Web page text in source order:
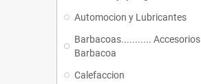
Automocion y Lubricantes
Barbacoas........... Accesorios
Barbacoa
Calefaccion